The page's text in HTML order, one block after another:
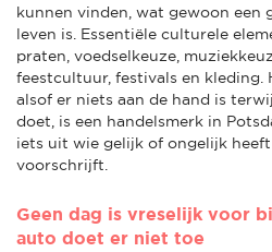
kunnen vinden, wat gewoon een
leven is. Essentiële culturele
praten, voedselkeuze,
feestcultuur, festivals en kleding.
alsof er niets aan de hand is
doet, is een handelsmerk in
iets uit wie gelijk of ongelijk
voorschrijft.
Geen dag is vreselijk voor
auto doet er niet toe